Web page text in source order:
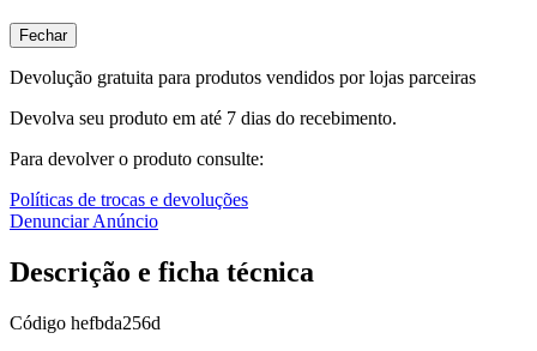
Fechar
Devolução gratuita para produtos vendidos por lojas parceiras
Devolva seu produto em até 7 dias do recebimento.
Para devolver o produto consulte:
Políticas de trocas e devoluções
Denunciar Anúncio
Descrição e ficha técnica
Código hefbda256d